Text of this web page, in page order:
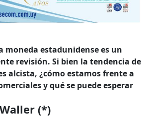
moneda estadunidense es un
revisión. Si bien la tendencia de
alcista, ¿cómo estamos frente a
y qué se puede esperar
(*)